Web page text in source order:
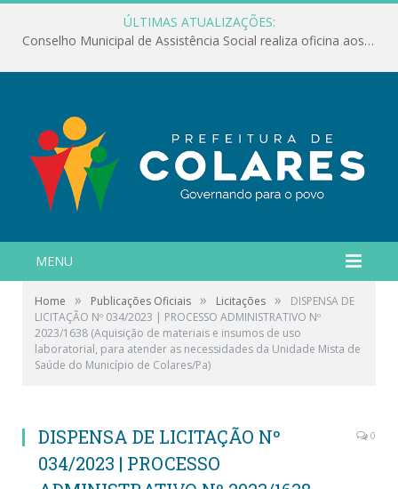
ÚLTIMAS ATUALIZAÇÕES:
Conselho Municipal de Assistência Social realiza oficina aos servidores
MENU
Home » Publicações Oficiais » Licitações »
DISPENSA DE
LICITAÇÃO Nº 034/2023 | PROCESSO ADMINISTRATIVO Nº
2023/1638 (Aquisição de materiais e insumos de uso
laboratorial, para atender as necessidades da Unidade Mista de
Saúde do Município de Colares/Pa)
DISPENSA DE LICITAÇÃO Nº
034/2023 | PROCESSO
0